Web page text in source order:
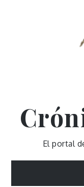
El portal